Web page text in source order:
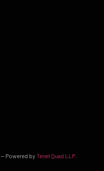
— Powered by Tenet Quad LLP.